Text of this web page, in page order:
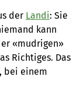
der Landi: Sie
kann
«mudrigen»
Richtiges. Das
bei einem